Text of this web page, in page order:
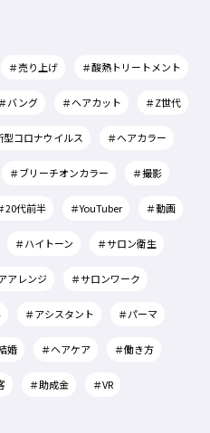
＃売り上げ ＃酸熱トリートメント
＃バング ＃ヘアカット ＃Z世代
型コロナウイルス ＃ヘアカラー
＃ブリーチオンカラー ＃撮影
20代前半 ＃YouTuber ＃動画
＃ハイトーン ＃サロン衛生
アレンジ ＃サロンワーク
＃アシスタント ＃パーマ
婚 ＃ヘアケア ＃働き方
＃助成金 ＃VR